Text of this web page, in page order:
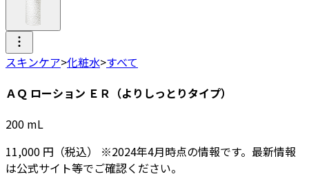
スキンケア>化粧水>すべて
ＡＱ ローション ＥＲ（よりしっとりタイプ）
200 mL
11,000 円 （税込） ※2024年4月時点の情報です。最新情報
は公式サイト等でご確認ください。